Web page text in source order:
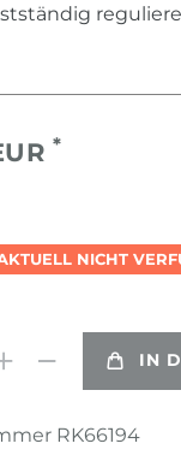
*
NICHT
IN
RK66194